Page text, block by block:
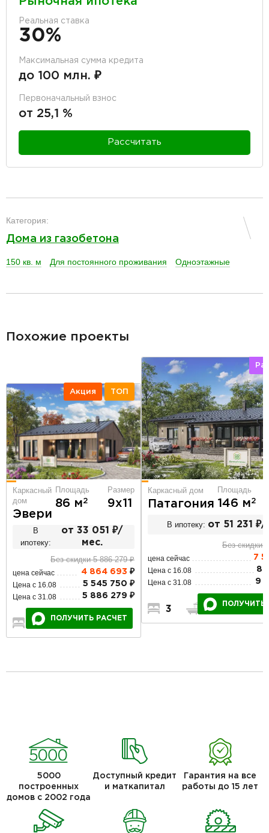
Реальная ставка
30%
Максимальная сумма кредита
до 100 млн. ₽
Первоначальный взнос
от 25,1 %
Рассчитать
Категория:
Дома из газобетона
150 кв. м Для постоянного проживания Одноэтажные
Похожие проекты
Акция ТОП
Каркасный
дом
Эвери
Площадь
86 м2
Размер
9х11
В
ипотеку:
от 33 051 ₽/
мес.
Без скидки 5 886 279 ₽
цена сейчас 4 864 693 ₽
Цена с 16.08 5 545 750 ₽
Цена с 31.08 5 886 279 ₽
2
ПОЛУЧИТЬ РАСЧЕТ
Каркасный дом
Патагония
Площадь
146 м2
В ипотеку: от 51 231 ₽/
Без скидки
цена сейчас 7
Цена с 16.08 8
Цена с 31.08 9
3 3
ПОЛУЧИТЬ
5000
построенных
домов с 2002 года
Доступный кредит
и маткапитал
Гарантия на все
работы до 15 лет